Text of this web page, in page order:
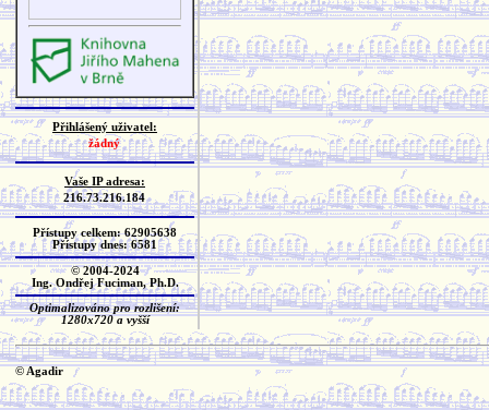
Přihlášený uživatel:
žádný
Vaše IP adresa:
216.73.216.184
Přístupy celkem: 62905638
Přístupy dnes: 6581
© 2004-2024
Ing. Ondřej Fuciman, Ph.D.
Optimalizováno pro rozlišení:
1280x720 a vyšší
© Agadir